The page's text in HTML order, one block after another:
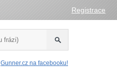
Registrace
Gunner.cz na facebooku!